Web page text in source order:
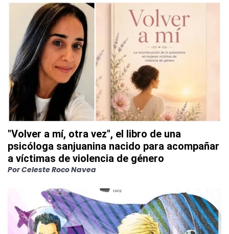
"Volver a mí, otra vez", el libro de una
psicóloga sanjuanina nacido para acompañar
a víctimas de violencia de género
PorCeleste Roco Navea